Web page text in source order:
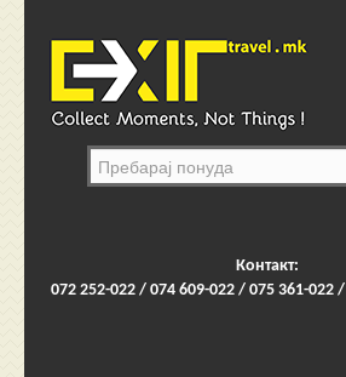
Контакт:
072 252-022 / 074 609-022 / 075 361-022 /